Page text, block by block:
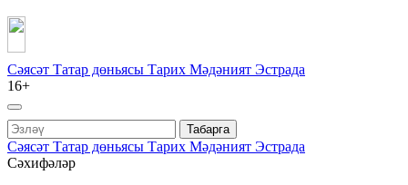
Сәясәт Татар дөньясы Тарих Мәдәният Эстрада
16+
Табарга
Сәясәт Татар дөньясы Тарих Мәдәният Эстрада
Сәхифәләр